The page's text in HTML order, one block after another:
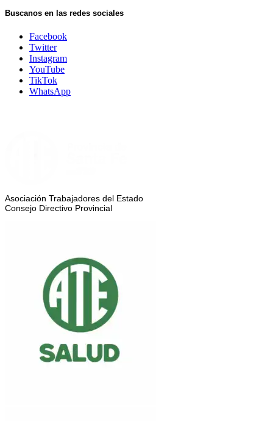
Buscanos en las redes sociales
Facebook
Twitter
Instagram
YouTube
TikTok
WhatsApp
Asociación Trabajadores del Estado
Consejo Directivo Provincial